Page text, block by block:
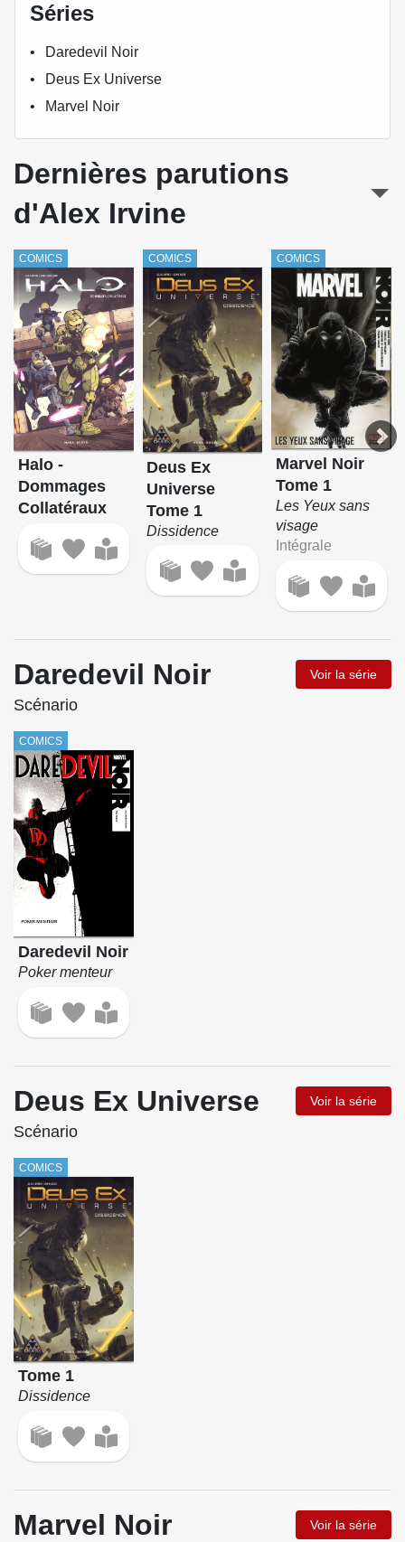
Séries
Daredevil Noir
Deus Ex Universe
Marvel Noir
Dernières parutions
d'Alex Irvine
COMICS
Halo -
Dommages
Collatéraux
COMICS
Deus Ex
Universe
Tome 1
Dissidence
COMICS
Marvel Noir
Tome 1
Les Yeux sans
visage
Intégrale
Daredevil Noir Voir la série
Scénario
COMICS
Daredevil Noir
Poker menteur
Deus Ex Universe Voir la série
Scénario
COMICS
Tome 1
Dissidence
Marvel Noir Voir la série